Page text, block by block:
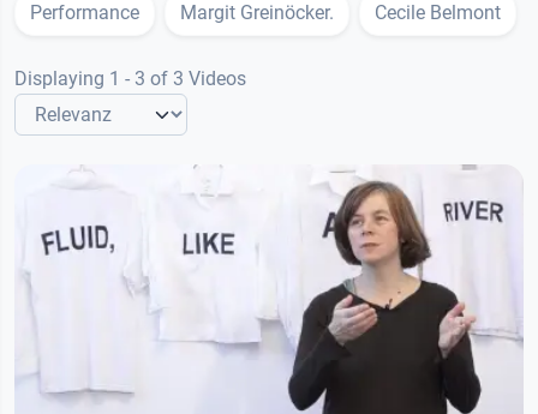
Performance Margit Greinöcker. Cecile Belmont
Displaying 1 - 3 of 3 Videos